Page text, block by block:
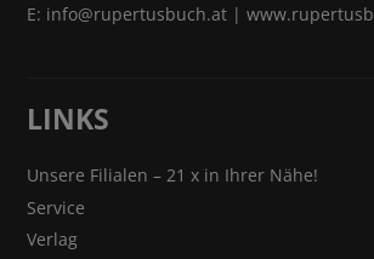
E: info@rupertusbuch.at |
LINKS
Unsere Filialen – 21 x in Ihrer Nähe!
Service
Verlag